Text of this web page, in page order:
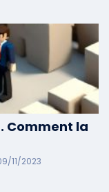
Comment la
11/2023